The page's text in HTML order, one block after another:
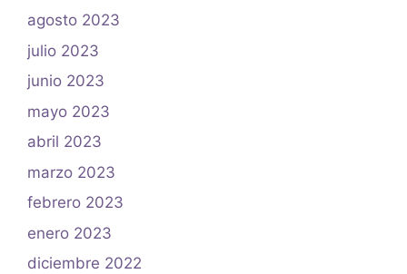
agosto 2023
julio 2023
junio 2023
mayo 2023
abril 2023
marzo 2023
febrero 2023
enero 2023
diciembre 2022